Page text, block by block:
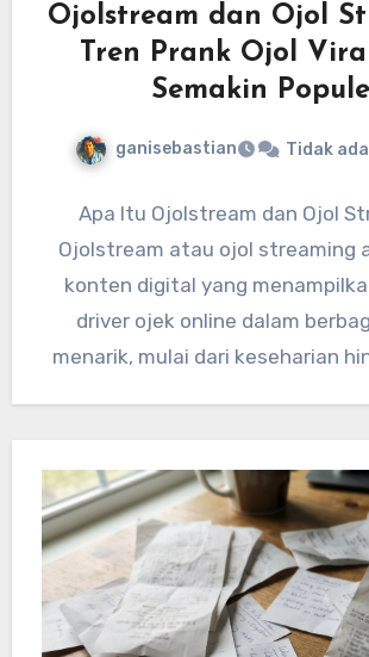
Ojolstream dan Ojol
Tren Prank Ojol
Semakin
ganisebastian Tidak
Apa Itu Ojolstream dan Ojol
Ojolstream atau ojol streaming
konten digital yang
driver ojek online dalam
menarik, mulai dari keseharian